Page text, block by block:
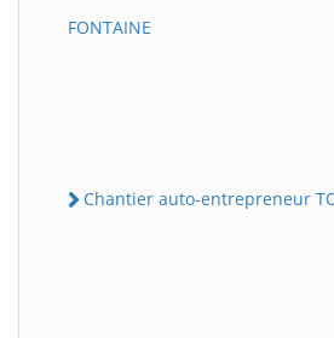
FONTAINE
Chantier auto-entrepreneur